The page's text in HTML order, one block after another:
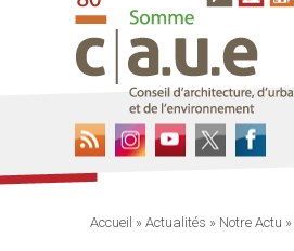
Accueil » Actualités » Notre Actu »